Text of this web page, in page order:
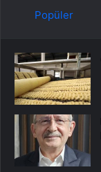
Popüler